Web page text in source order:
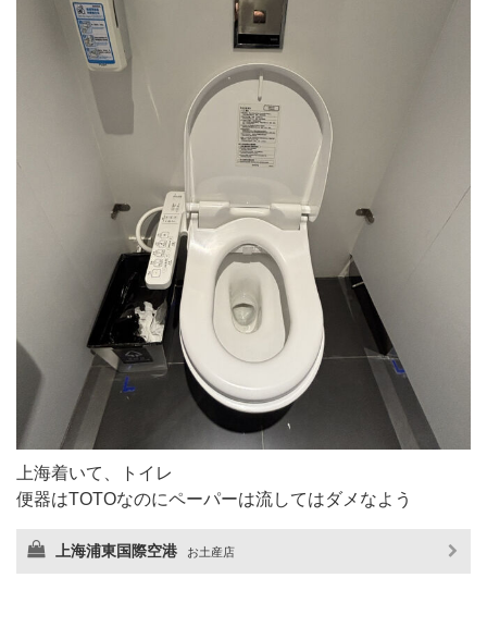
上海着いて、トイレ
便器はTOTOなのにペーパーは流してはダメなよう
上海浦東国際空港 お土産店